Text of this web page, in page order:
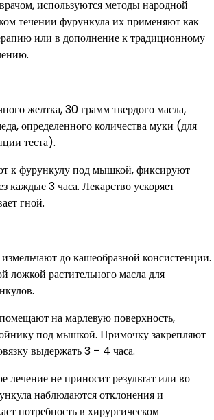
используются методы народной
течении фурункула их применяют как
или в дополнение к традиционному
желтка, 30 грамм твердого масла,
определенного количества муки (для
теста).
к фурункулу под мышкой, фиксируют
каждые 3 часа. Лекарство ускоряет
гной.
до кашеобразной консистенции.
растительного масла для
на марлевую поверхность,
под мышкой. Примочку закрепляют
выдержать 3 – 4 часа.
лечение не приносит результат или во
наблюдаются отклонения и
потребность в хирургическом